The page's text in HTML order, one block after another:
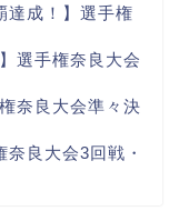
達成！】選手権
選手権奈良大会
奈良大会準々決
奈良大会3回戦・